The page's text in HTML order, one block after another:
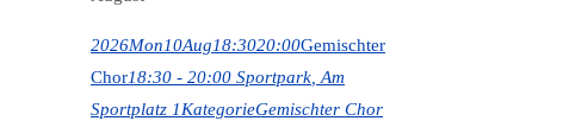
2026Mon10Aug18:3020:00Gemischter
Chor18:30 - 20:00 Sportpark , Am
Sportplatz 1KategorieGemischter Chor